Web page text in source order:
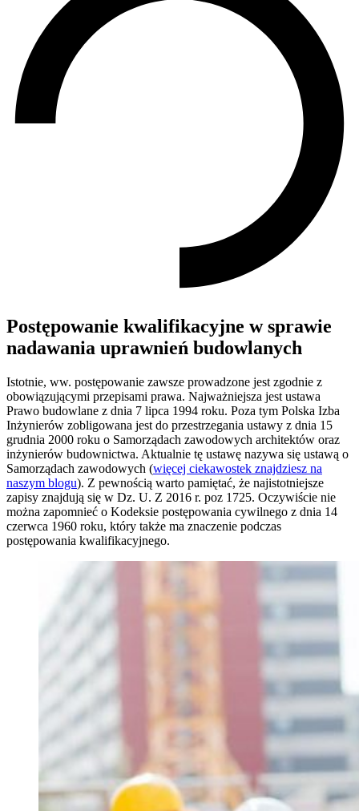
Postępowanie kwalifikacyjne w sprawie
nadawania uprawnień budowlanych
Istotnie, ww. postępowanie zawsze prowadzone jest zgodnie z
obowiązującymi przepisami prawa. Najważniejsza jest ustawa
Prawo budowlane z dnia 7 lipca 1994 roku. Poza tym Polska Izba
Inżynierów zobligowana jest do przestrzegania ustawy z dnia 15
grudnia 2000 roku o Samorządach zawodowych architektów oraz
inżynierów budownictwa. Aktualnie tę ustawę nazywa się ustawą o
Samorządach zawodowych (więcej ciekawostek znajdziesz na
naszym blogu). Z pewnością warto pamiętać, że najistotniejsze
zapisy znajdują się w Dz. U. Z 2016 r. poz 1725. Oczywiście nie
można zapomnieć o Kodeksie postępowania cywilnego z dnia 14
czerwca 1960 roku, który także ma znaczenie podczas
postępowania kwalifikacyjnego.